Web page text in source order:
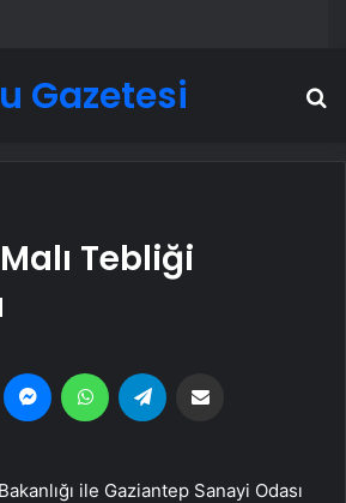
Gazetesi
Tebliği
Tumblr MessengerWhatsApp
ile Gaziantep Sanayi Odası